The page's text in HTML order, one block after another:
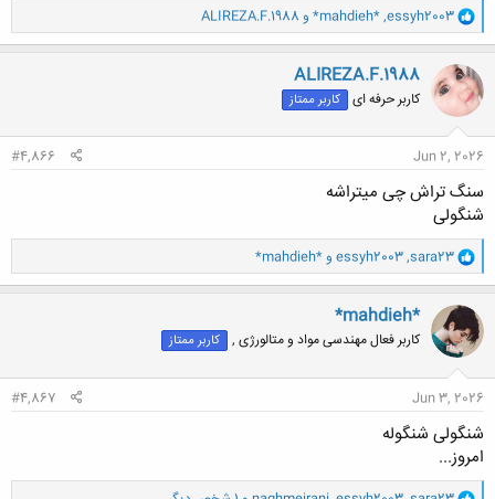
و
ا
ک
ن
ش
ه
ا
essyh2003
,
*mahdieh* و ALIREZA.F.1988
ALIREZA.F.1988
کاربر حرفه ای کاربر ممتاز
Jun 2, 2026
#4,866
سنگ تراش چی میتراشه
شنگولی
و
ا
ک
ن
ش
ه
ا
sara23
,
essyh2003 و*mahdieh*
*mahdieh*
کاربر فعال مهندسی مواد و متالورژی , کاربر ممتاز
Jun 3, 2026
#4,867
شنگولی شنگوله
امروز...